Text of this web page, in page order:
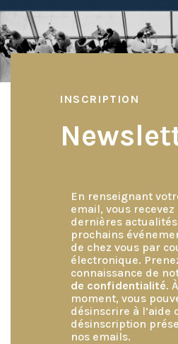
INSCRIPTION
En renseignant
email, vous recevez
dernières
prochains
de chez vous par
électronique.
connaissance de
de confidentialité.
moment, vous
désinscrire à l’aide
désinscription
nos emails.